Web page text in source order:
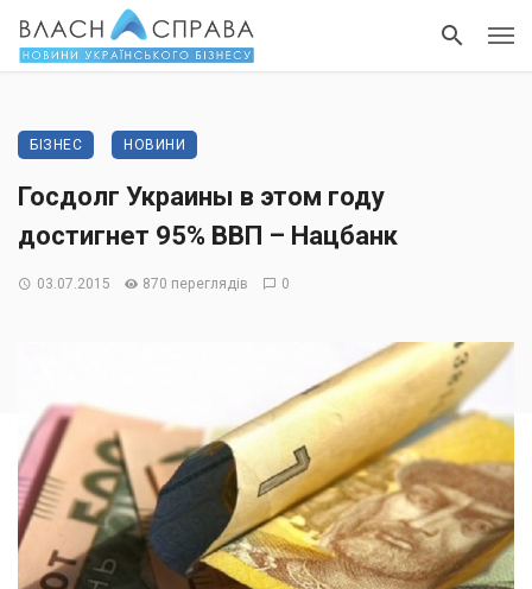
БІЗНЕС НОВИНИ
Госдолг Украины в этом году
достигнет 95% ВВП – Нацбанк
03.07.2015 870 переглядів 0